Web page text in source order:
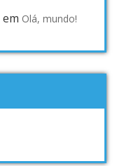
em Olá, mundo!